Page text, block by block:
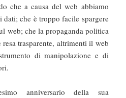
che a causa del web abbiamo
che è troppo facile spargere
web; che la propaganda politica
trasparente, altrimenti il web
di manipolazione e di
anniversario della sua